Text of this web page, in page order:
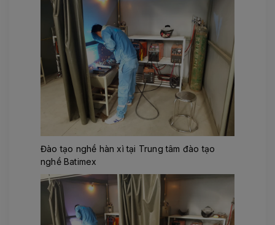
Đào tạo nghề hàn xì tại Trung tâm đào tạo
nghề Batimex